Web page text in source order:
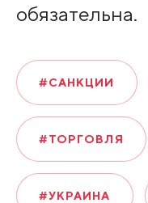
обязательна.
#САНКЦИИ
#ТОРГОВЛЯ
#УКРАИНА